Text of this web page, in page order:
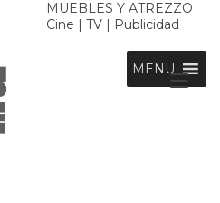
MUEBLES Y ATREZZO
Cine | TV | Publicidad
MENU